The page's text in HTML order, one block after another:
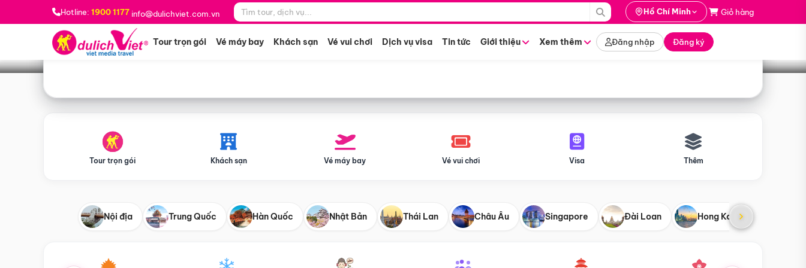
Hotline: 1900 1177 info@dulichviet.com.vn Hồ Chí Minh Giỏ hàng
Tour trọn gói Vé máy bay Khách sạn Vé vui chơi Dịch vụ visa Tin tức Giới thiệu Xem thêm Đăng nhập Đăng ký
Bạn muốn đi đâu? *
Tìm tour
Tour trọn gói Khách sạn Vé máy bay Vé vui chơi Visa Thêm
Nội địa Trung Quốc Hàn Quốc Nhật Bản Thái Lan Châu Âu Singapore Đài Loan Hong Kong